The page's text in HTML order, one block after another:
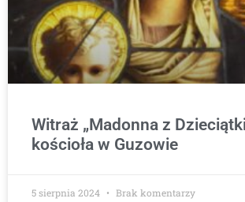
Witraż „Madonna z
kościoła w Guzowie
5 sierpnia 2024 Brak komentarzy